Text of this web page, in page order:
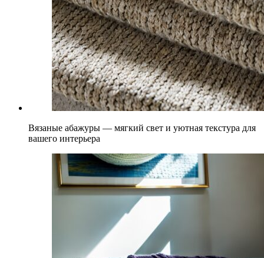
Вязаные абажуры — мягкий свет и уютная текстура для
вашего интерьера